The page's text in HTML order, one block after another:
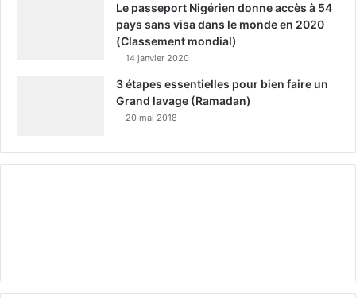
Le passeport Nigérien donne accès à 54
pays sans visa dans le monde en 2020
(Classement mondial)
14 janvier 2020
3 étapes essentielles pour bien faire un
Grand lavage (Ramadan)
20 mai 2018